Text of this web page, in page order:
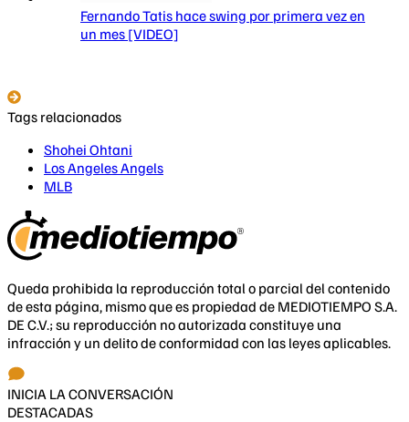
Fernando Tatis hace swing por primera vez en
un mes [VIDEO]
Tags relacionados
Shohei Ohtani
Los Angeles Angels
MLB
Queda prohibida la reproducción total o parcial del contenido
de esta página, mismo que es propiedad de MEDIOTIEMPO S.A.
DE C.V.; su reproducción no autorizada constituye una
infracción y un delito de conformidad con las leyes aplicables.
INICIA LA CONVERSACIÓN
DESTACADAS